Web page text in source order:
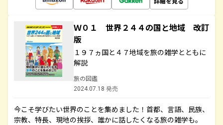
Ｗ０１ 世界２４４の国と地域 改訂
版
１９７ヵ国と４７地域を旅の雑学とともに
解説
旅の図鑑
2024.07.18 発売
今こそ学びたい世界のことを集めました！首都、言語、民族、
宗教、特長、現地の挨拶、誰かに話したくなる旅の雑学も。